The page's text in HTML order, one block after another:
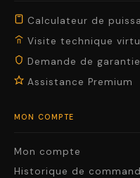
Calculateur de
Visite technique
Demande de garantie
Assistance Premium
MON COMPTE
Mon compte
Historique de